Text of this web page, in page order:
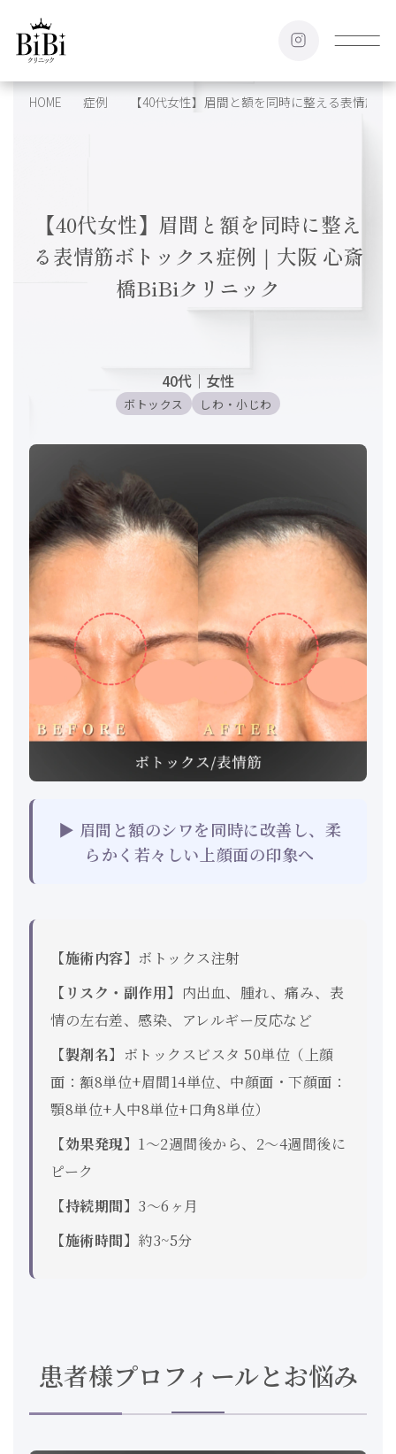
HOME 症例 【40代女性】眉間と額を同時に整える表情筋
【40代女性】眉間と額を同時に整え
る表情筋ボトックス症例｜大阪 心斎
橋BiBiクリニック
40代 ｜ 女性
ボトックス しわ・小じわ
▶ 眉間と額のシワを同時に改善し、柔
らかく若々しい上顔面の印象へ
【施術内容】 ボトックス注射
【リスク・副作用】 内出血、腫れ、痛み、表
情の左右差、感染、アレルギー反応など
【製剤名】 ボトックスビスタ 50単位（上顔
面：額8単位+眉間14単位、中顔面・下顔面：
顎8単位+人中8単位+口角8単位）
【効果発現】 1〜2週間後から、2〜4週間後に
ピーク
【持続期間】 3〜6ヶ月
【施術時間】 約3~5分
患者様プロフィールとお悩み